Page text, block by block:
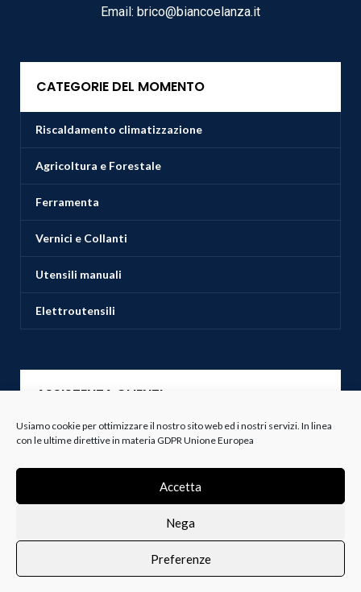
Usiamo cookie per ottimizzare il nostro sito web ed i nostri servizi. In linea
con le ultime direttive in materia GDPR Unione Europea
Accetta
Nega
Preferenze
Email: brico@biancoelanza.it
CATEGORIE DEL MOMENTO
Riscaldamento climatizzazione
Agricoltura e Forestale
Ferramenta
Vernici e Collanti
Utensili manuali
Elettroutensili
ASSISTENZA CLIENTI
Servizio Clienti
Termini e Condizioni